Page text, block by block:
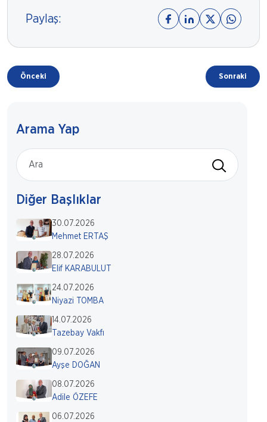
Paylaş:
Önceki Sonraki
Arama Yap
Diğer Başlıklar
30.07.2026
Mehmet ERTAŞ
28.07.2026
Elif KARABULUT
24.07.2026
Niyazi TOMBA
14.07.2026
Tazebay Vakfı
09.07.2026
Ayşe DOĞAN
08.07.2026
Adile ÖZEFE
06.07.2026